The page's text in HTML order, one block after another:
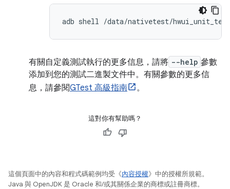
adb shell /data/nativetest/
有關自定義測試執行的更多信息，請將 --help 參數
添加到您的測試二進製文件中。有關參數的更多信
息，請參閱GTest 高級指南 。
這對你有幫助嗎？
這個頁面中的內容和程式碼範例均受《內容授權》中的授權所規範。
Java 與 OpenJDK 是 Oracle 和/或其關係企業的商標或註冊商標。